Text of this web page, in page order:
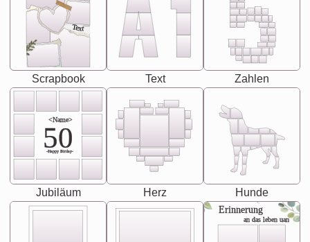
Text
Scrapbook Text Zahlen
<Name>
50
-Happy Birday-
Jubiläum Herz Hunde
Erinnerung
an das leben uan